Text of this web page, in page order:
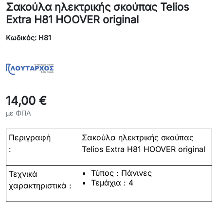
Σακούλα ηλεκτρικής σκούπας Telios
Extra H81 HOOVER original
Κωδικός: H81
14,00 €
με ΦΠΑ
Περιγραφή
:
Σακούλα ηλεκτρικής σκούπας
Telios Extra H81 HOOVER original
Τεχνικά
χαρακτηριστικά :
Τύπος : Πάνινες
Τεμάχια : 4